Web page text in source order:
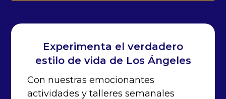
Experimenta el verdadero
estilo de vida de Los Ángeles
Con nuestras emocionantes
actividades y talleres semanales